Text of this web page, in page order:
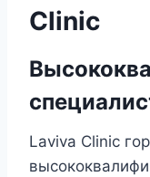
Clinic
Laviva Clinic